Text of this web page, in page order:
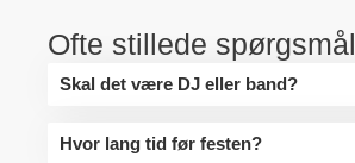
Ofte stillede spørgsmål
Skal det være DJ eller band?
Hvor lang tid før festen?